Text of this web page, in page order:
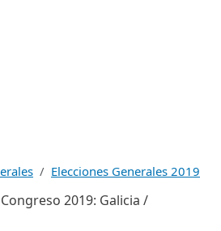
Elecciones Generales 2019
2019: Galicia /